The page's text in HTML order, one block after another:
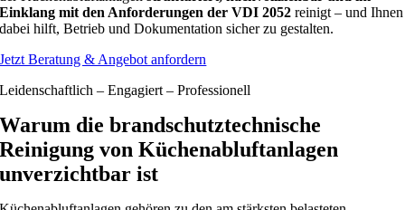
Einklang mit den Anforderungen der VDI 2052 reinigt – und Ihnen
dabei hilft, Betrieb und Dokumentation sicher zu gestalten.
Jetzt Beratung & Angebot anfordern
Leidenschaftlich – Engagiert – Professionell
Warum die brandschutztechnische
Reinigung von Küchenabluftanlagen
unverzichtbar ist